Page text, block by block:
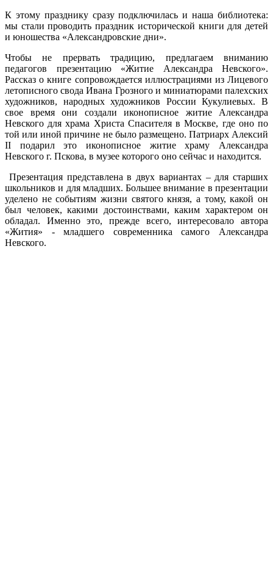
К этому празднику сразу подключилась и наша библиотека:
мы стали проводить праздник исторической книги для детей
и юношества «Александровские дни».
Чтобы не прервать традицию, предлагаем вниманию
педагогов презентацию «Житие Александра Невского».
Рассказ о книге сопровождается иллюстрациями из Лицевого
летописного свода Ивана Грозного и миниатюрами палехских
художников, народных художников России Кукулиевых. В
свое время они создали иконописное житие Александра
Невского для храма Христа Спасителя в Москве, где оно по
той или иной причине не было размещено. Патриарх Алексий
II подарил это иконописное житие храму Александра
Невского г. Пскова, в музее которого оно сейчас и находится.
Презентация представлена в двух вариантах – для старших
школьников и для младших. Большее внимание в презентации
уделено не событиям жизни святого князя, а тому, какой он
был человек, какими достоинствами, каким характером он
обладал. Именно это, прежде всего, интересовало автора
«Жития» - младшего современника самого Александра
Невского.